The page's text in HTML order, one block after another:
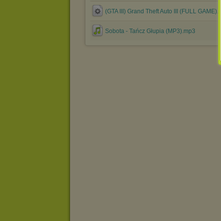
(GTA III) Grand Theft Auto III (FULL
Sobota - Tańcz Głupia (MP3).mp3